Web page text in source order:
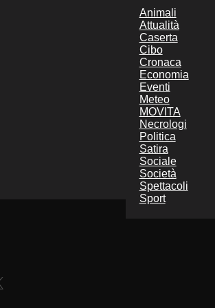
Animali
Attualità
Caserta
Cibo
Cronaca
Economia
Eventi
Meteo
MOVITA
Necrologi
Politica
Satira
Sociale
Società
Spettacoli
Sport